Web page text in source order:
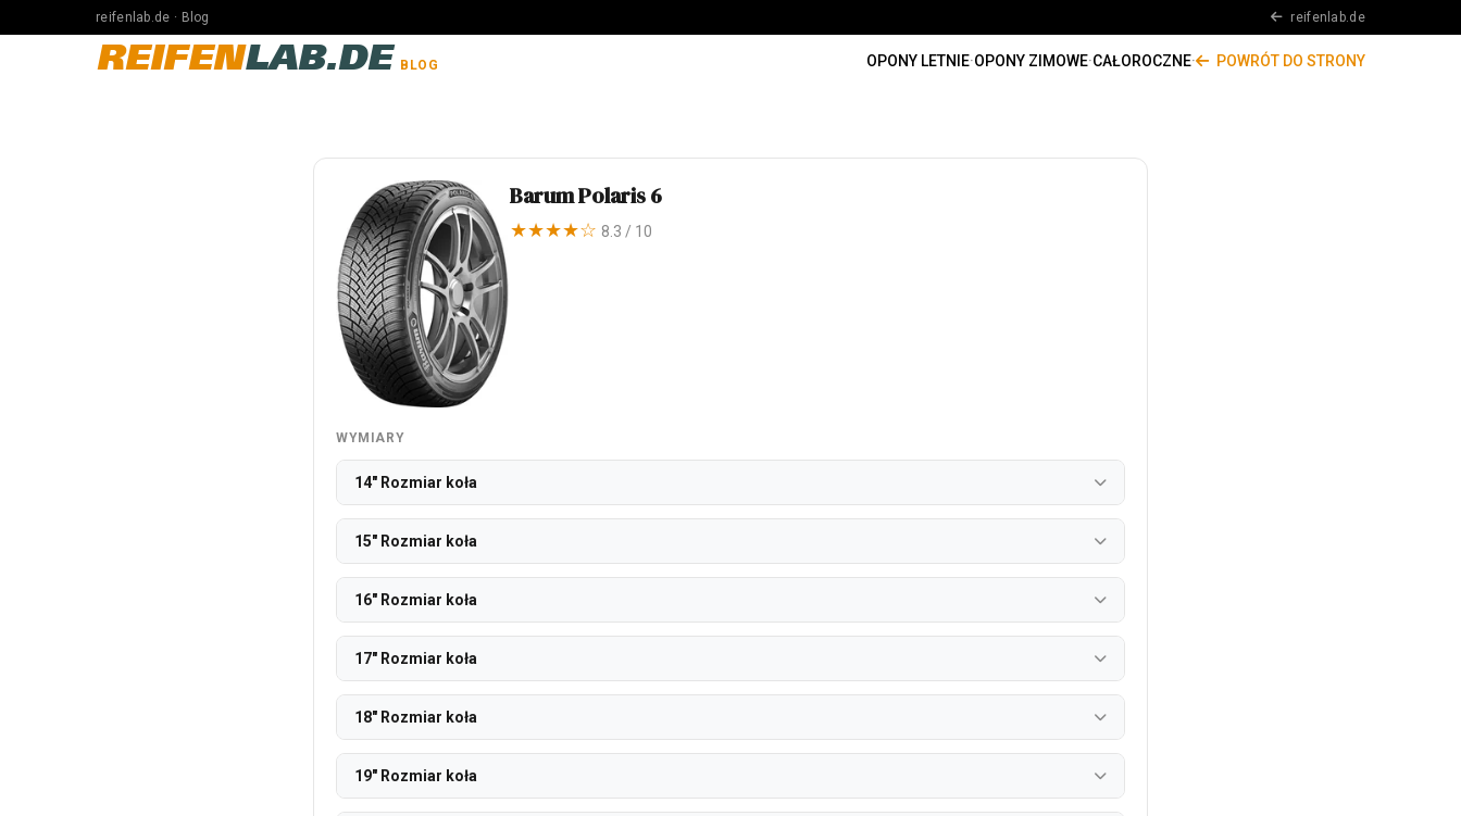
reifenlab.de · Blog reifenlab.de
REIFENLAB.DE BLOG OPONY LETNIE·OPONY ZIMOWE·CAŁOROCZNE· POWRÓT DO STRONY
Barum Polaris 6
★★★★☆ 8.3 / 10
WYMIARY
14" Rozmiar koła
15" Rozmiar koła
16" Rozmiar koła
17" Rozmiar koła
18" Rozmiar koła
19" Rozmiar koła